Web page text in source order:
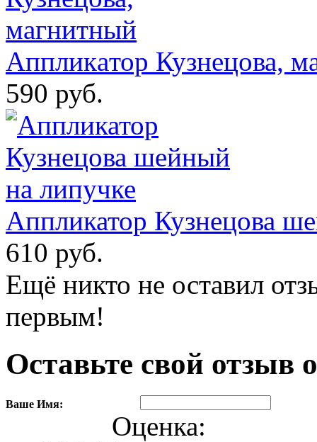
Аппликaтор Кузнецова,
590 руб.
Аппликатор Кузнецова
610 руб.
Ещё никто не оставил
первым!
Оставьте свой отзыв
Ваше Имя:
Оценка: